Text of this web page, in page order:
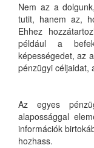
Nem az a
tutit, hanem az,
Ehhez
például a
képességedet, az
pénzügyi céljaidat,
Az egyes
alapossággal
információk
hozhass.